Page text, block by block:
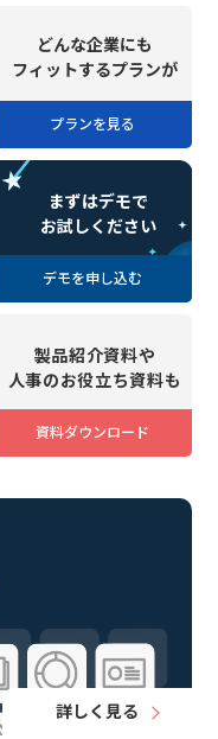
どんな企業にも
フィットするプランが
プランを見る
まずはデモで
お試しください
デモを申し込む
製品紹介資料や
人事のお役立ち資料も
資料ダウンロード
詳しく見る